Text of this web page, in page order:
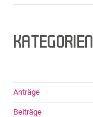
KATEGORIEN
Anträge
Beiträge